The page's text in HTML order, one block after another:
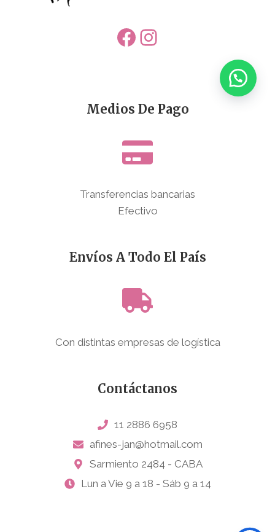
Facebook
Instagram
Medios De Pago
Transferencias bancarias
Efectivo
Envíos A Todo El País
Con distintas empresas de logística
Contáctanos
11 2886 6958
afines-jan@hotmail.com
Sarmiento 2484 - CABA
Lun a Vie 9 a 18 - Sáb 9 a 14